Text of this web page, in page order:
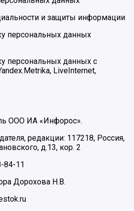
и защиты информации
персональных данных
персональных данных с
LiveInternet,
ООО ИА «Инфорос».
редакции: 117218, Россия,
д.13, кор. 2
84-11
Дорохова Н.В.